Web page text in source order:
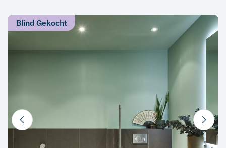
Blind Gekocht